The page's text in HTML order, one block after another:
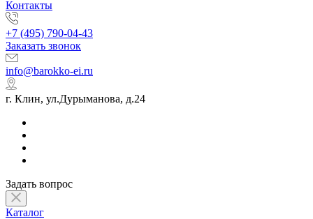
Контакты
+7 (495) 790-04-43
Заказать звонок
info@barokko-ei.ru
г. Клин, ул.Дурыманова, д.24
Задать вопрос
Каталог